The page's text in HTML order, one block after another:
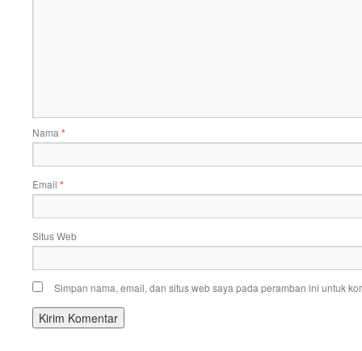
Nama *
Email *
Situs Web
Simpan nama, email, dan situs web saya pada peramban ini untuk